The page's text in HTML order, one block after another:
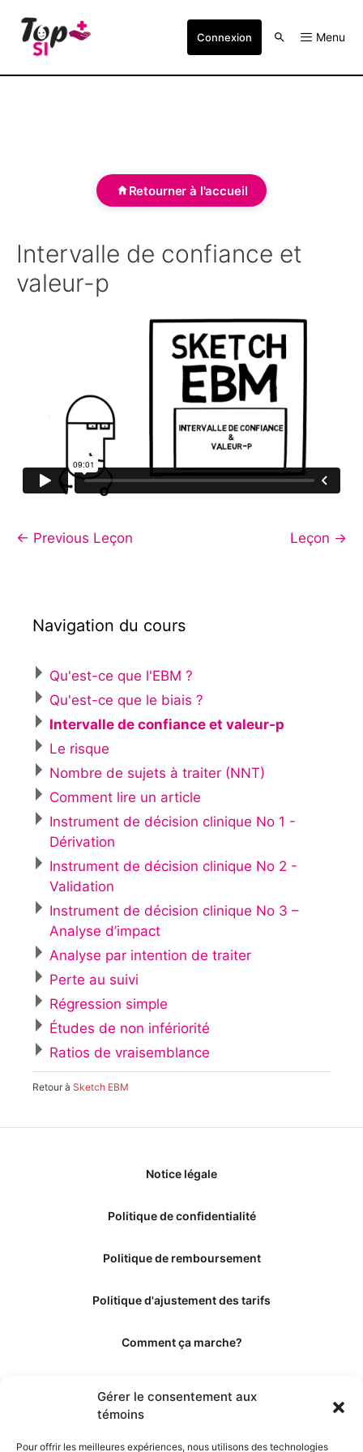
Gérer le consentement aux
témoins
Pour offrir les meilleures expériences, nous utilisons des technologies
Connexion Menu
Retourner à l'accueil
Intervalle de confiance et
valeur-p
← Previous Leçon Leçon →
Navigation du cours
Qu'est-ce que l'EBM ?
Qu'est-ce que le biais ?
Intervalle de confiance et valeur-p
Le risque
Nombre de sujets à traiter (NNT)
Comment lire un article
Instrument de décision clinique No 1 -
Dérivation
Instrument de décision clinique No 2 -
Validation
Instrument de décision clinique No 3 –
Analyse d’impact
Analyse par intention de traiter
Perte au suivi
Régression simple
Études de non infériorité
Ratios de vraisemblance
Retour à Sketch EBM
Notice légale
Politique de confidentialité
Politique de remboursement
Politique d'ajustement des tarifs
Comment ça marche?